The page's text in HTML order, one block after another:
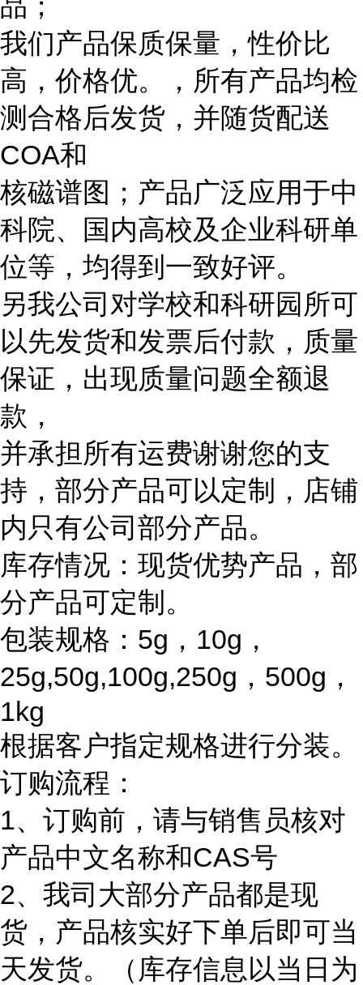
我们产品保质保量，性价比
高，价格优。，所有产品均检
测合格后发货，并随货配送
COA和
核磁谱图；产品广泛应用于中
科院、国内高校及企业科研单
位等，均得到一致好评。
另我公司对学校和科研园所可
以先发货和发票后付款，质量
保证，出现质量问题全额退
款，
并承担所有运费谢谢您的支
持，部分产品可以定制，店铺
内只有公司部分产品。
库存情况：现货优势产品，部
分产品可定制。
包装规格：5g，10g，
25g,50g,100g,250g，500g，
1kg
根据客户指定规格进行分装。
订购流程：
1、订购前，请与销售员核对
产品中文名称和CAS号
2、我司大部分产品都是现
货，产品核实好下单后即可当
天发货。（库存信息以当日为